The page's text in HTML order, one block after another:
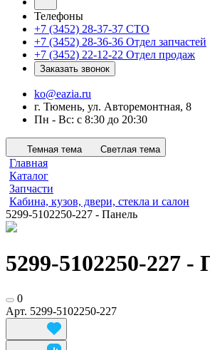
Телефоны
+7 (3452) 28-37-37 СТО
+7 (3452) 28-36-36 Отдел запчастей
+7 (3452) 22-12-22 Отдел продаж
Заказать звонок
ko@eazia.ru
г. Тюмень, ул. Авторемонтная, 8
Пн - Вс: с 8:30 до 20:30
Темная тема Светлая тема
Главная
Каталог
Запчасти
Кабина, кузов, двери, стекла и салон
5299-5102250-227 - Панель
5299-5102250-227 -
0
Арт. 5299-5102250-227